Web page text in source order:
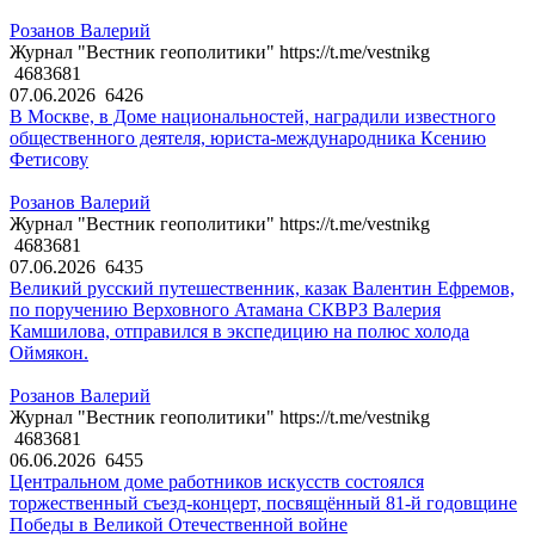
Розанов Валерий
Журнал "Вестник геополитики" https://t.me/vestnikg
4683681
07.06.2026 6426
В Москве, в Доме национальностей, наградили известного
общественного деятеля, юриста-международника Ксению
Фетисову
Розанов Валерий
Журнал "Вестник геополитики" https://t.me/vestnikg
4683681
07.06.2026 6435
Великий русский путешественник, казак Валентин Ефремов,
по поручению Верховного Атамана СКВРЗ Валерия
Камшилова, отправился в экспедицию на полюс холода
Оймякон.
Розанов Валерий
Журнал "Вестник геополитики" https://t.me/vestnikg
4683681
06.06.2026 6455
Центральном доме работников искусств состоялся
торжественный съезд-концерт, посвящённый 81-й годовщине
Победы в Великой Отечественной войне